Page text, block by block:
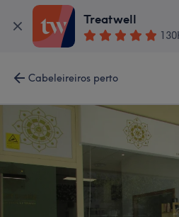
Treatwell
Cabeleireiros perto